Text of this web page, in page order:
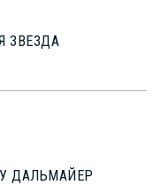
ЗВЕЗДА
ДАЛЬМАЙЕР